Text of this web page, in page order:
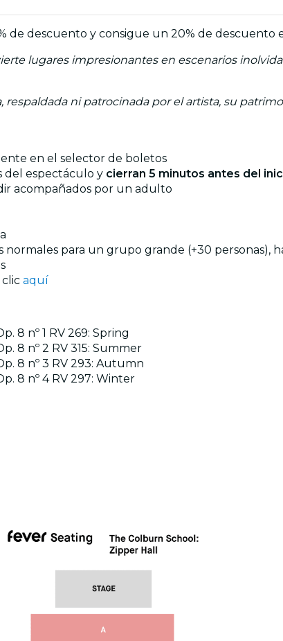
de descuento y consigue un 20% de
lugares impresionantes en escenarios
ni patrocinada por el artista, su
en el selector de boletos
del espectáculo y cierran 5 minutos antes del
acompañados por un adulto
para un grupo grande (+30 personas),
clic aquí
8 nº 1 RV 269: Spring
8 nº 2 RV 315: Summer
8 nº 3 RV 293: Autumn
8 nº 4 RV 297: Winter